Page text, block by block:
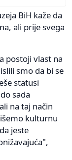
BiH kaže da
ali prije svega
postoji vlast na
smo da bi se
statusi
sada
na taj način
kulturnu
jeste